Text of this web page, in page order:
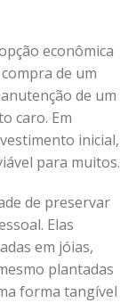
econômica
de um
de um
caro. Em
inicial,
para muitos.
de preservar
Elas
em jóias,
plantadas
forma tangível